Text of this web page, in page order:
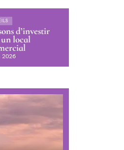
d’investir
local
2026